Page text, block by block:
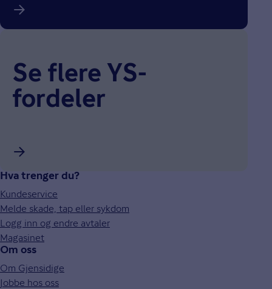
Se flere YS-
fordeler
Hva trenger du?
Kundeservice
Melde skade, tap eller sykdom
Logg inn og endre avtaler
Magasinet
Om oss
Om Gjensidige
Jobbe hos oss